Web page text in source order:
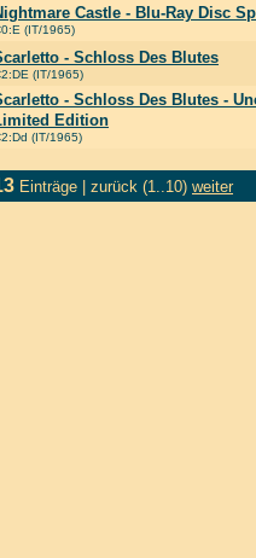
Castle - Blu-Ray Disc
(IT/1965)
- Schloss Des Blutes
(IT/1965)
- Schloss Des Blutes -
Edition
(IT/1965)
Einträge | zurück (1..10) weiter